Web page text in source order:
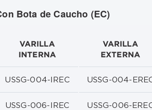
Bota de Caucho (EC)
VARILLA
INTERNA
VARILLA
EXTERNA
USSG-004-IREC USSG-004-
USSG-006-IREC USSG-006-